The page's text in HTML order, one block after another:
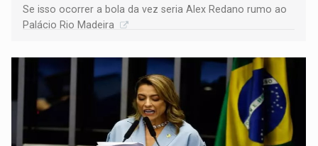
Se isso ocorrer a bola da vez seria Alex Redano rumo ao
Palácio Rio Madeira